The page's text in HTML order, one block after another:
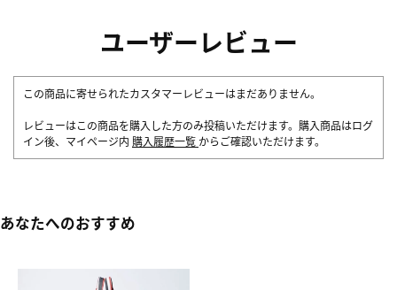
ユーザーレビュー
この商品に寄せられたカスタマーレビューはまだありません。
レビューはこの商品を購入した方のみ投稿いただけます。購入商品はログ
イン後、マイページ内 購入履歴一覧 からご確認いただけます。
あなたへのおすすめ